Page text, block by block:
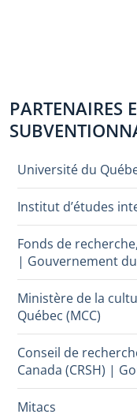
PARTENAIRES
Université du
Institut d’études
Fonds de
| Gouvernement
Ministère de la
Québec (MCC)
Conseil de
Canada (CRSH) |
Mitacs